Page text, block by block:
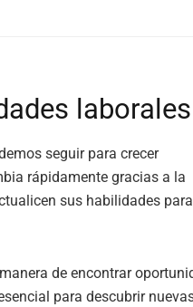
laborales
seguir para crecer
rápidamente gracias a la
sus habilidades
de encontrar
para descubrir